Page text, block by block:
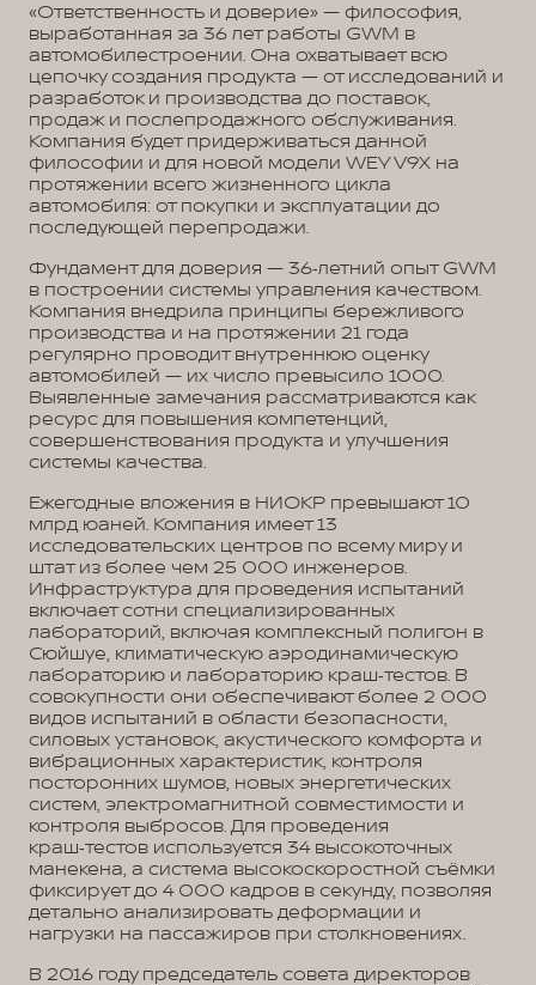
«Ответственность и доверие» — философия,
выработанная за 36 лет работы GWM в
автомобилестроении. Она охватывает всю
цепочку создания продукта — от исследований и
разработок и производства до поставок,
продаж и послепродажного обслуживания.
Компания будет придерживаться данной
философии и для новой модели WEY V9X на
протяжении всего жизненного цикла
автомобиля: от покупки и эксплуатации до
последующей перепродажи.
Фундамент для доверия — 36‑летний опыт GWM
в построении системы управления качеством.
Компания внедрила принципы бережливого
производства и на протяжении 21 года
регулярно проводит внутреннюю оценку
автомобилей — их число превысило 1000.
Выявленные замечания рассматриваются как
ресурс для повышения компетенций,
совершенствования продукта и улучшения
системы качества.
Ежегодные вложения в НИОКР превышают 10
млрд юаней. Компания имеет 13
исследовательских центров по всему миру и
штат из более чем 25 000 инженеров.
Инфраструктура для проведения испытаний
включает сотни специализированных
лабораторий, включая комплексный полигон в
Сюйшуе, климатическую аэродинамическую
лабораторию и лабораторию краш‑тестов. В
совокупности они обеспечивают более 2 000
видов испытаний в области безопасности,
силовых установок, акустического комфорта и
вибрационных характеристик, контроля
посторонних шумов, новых энергетических
систем, электромагнитной совместимости и
контроля выбросов. Для проведения
краш‑тестов используется 34 высокоточных
манекена, а система высокоскоростной съёмки
фиксирует до 4 000 кадров в секунду, позволяя
детально анализировать деформации и
нагрузки на пассажиров при столкновениях.
В 2016 году председатель совета директоров